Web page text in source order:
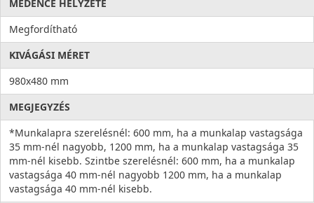
MEDENCE HELYZETE
Megfordítható
KIVÁGÁSI MÉRET
980x480 mm
MEGJEGYZÉS
*Munkalapra szerelésnél: 600 mm, ha a munkalap vastagsága
35 mm-nél nagyobb, 1200 mm, ha a munkalap vastagsága 35
mm-nél kisebb. Szintbe szerelésnél: 600 mm, ha a munkalap
vastagsága 40 mm-nél nagyobb 1200 mm, ha a munkalap
vastagsága 40 mm-nél kisebb.